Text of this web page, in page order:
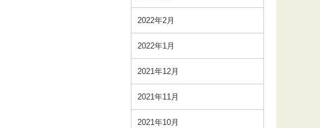
2022年2月
2022年1月
2021年12月
2021年11月
2021年10月